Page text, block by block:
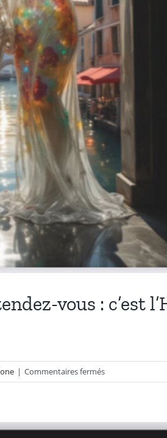
vous : c’est
| Commentaires ferméssur
Promenez-
détendez-